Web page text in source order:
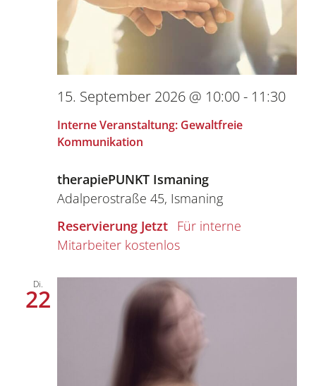
Interne Veranstaltung: Gewaltfreie
Kommunikation
15. September 2026 @ 10:00- 11:30
therapiePUNKT Ismaning
Adalperostraße 45, Ismaning
Reservierung Jetzt
kostenlos
Di.
22